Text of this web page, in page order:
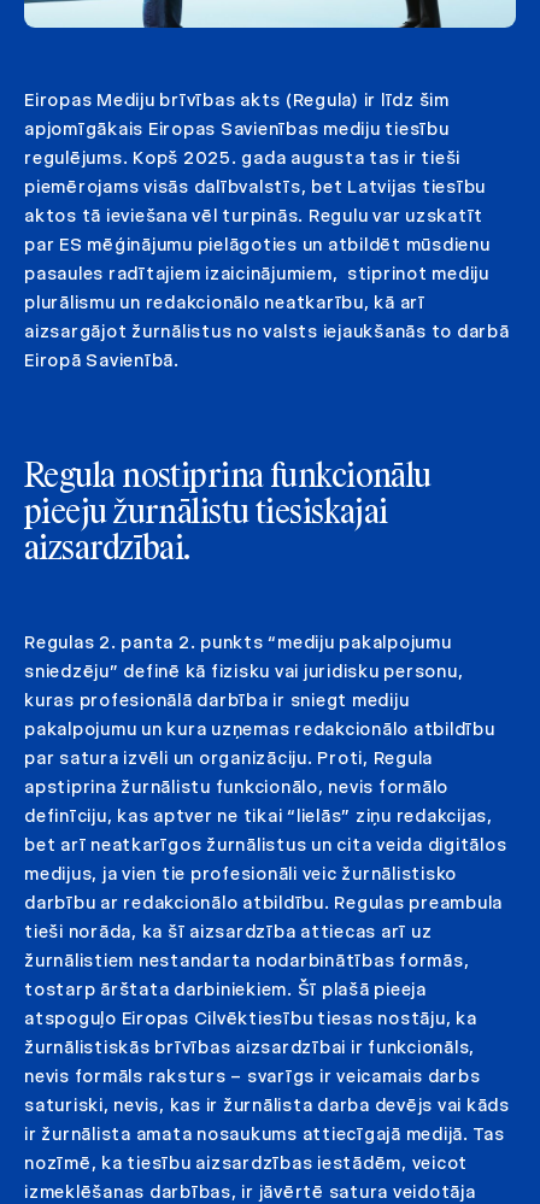
Eiropas Mediju brīvības akts (Regula) ir līdz šim
apjomīgākais Eiropas Savienības mediju tiesību
regulējums. Kopš 2025. gada augusta tas ir tieši
piemērojams visās dalībvalstīs, bet Latvijas tiesību
aktos tā ieviešana vēl turpinās. Regulu var uzskatīt
par ES mēģinājumu pielāgoties un atbildēt mūsdienu
pasaules radītajiem izaicinājumiem, stiprinot mediju
plurālismu un redakcionālo neatkarību, kā arī
aizsargājot žurnālistus no valsts iejaukšanās to darbā
Eiropā Savienībā.
Regula nostiprina funkcionālu
pieeju žurnālistu tiesiskajai
aizsardzībai.
Regulas 2. panta 2. punkts “mediju pakalpojumu
sniedzēju” definē kā fizisku vai juridisku personu,
kuras profesionālā darbība ir sniegt mediju
pakalpojumu un kura uzņemas redakcionālo atbildību
par satura izvēli un organizāciju. Proti, Regula
apstiprina žurnālistu funkcionālo, nevis formālo
definīciju, kas aptver ne tikai “lielās” ziņu redakcijas,
bet arī neatkarīgos žurnālistus un cita veida digitālos
medijus, ja vien tie profesionāli veic žurnālistisko
darbību ar redakcionālo atbildību. Regulas preambula
tieši norāda, ka šī aizsardzība attiecas arī uz
žurnālistiem nestandarta nodarbinātības formās,
tostarp ārštata darbiniekiem. Šī plašā pieeja
atspoguļo Eiropas Cilvēktiesību tiesas nostāju, ka
žurnālistiskās brīvības aizsardzībai ir funkcionāls,
nevis formāls raksturs – svarīgs ir veicamais darbs
saturiski, nevis, kas ir žurnālista darba devējs vai kāds
ir žurnālista amata nosaukums attiecīgajā medijā. Tas
nozīmē, ka tiesību aizsardzības iestādēm, veicot
izmeklēšanas darbības, ir jāvērtē satura veidotāja